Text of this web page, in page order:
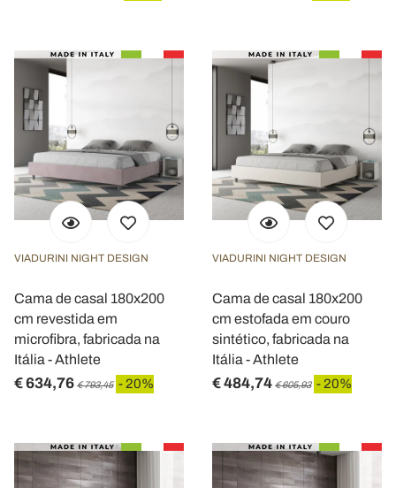
VIADURINI NIGHT DESIGN
Cama de casal 180x200
cm revestida em
microfibra, fabricada na
Itália - Athlete
€ 634,76 € 793,45 - 20%
VIADURINI NIGHT DESIGN
Cama de casal 180x200
cm estofada em couro
sintético, fabricada na
Itália - Athlete
€ 484,74 € 605,93 - 20%